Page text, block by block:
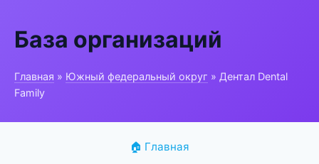
База организаций
Главная » Южный федеральный округ » Дентал Dental
Family
🏠 Главная